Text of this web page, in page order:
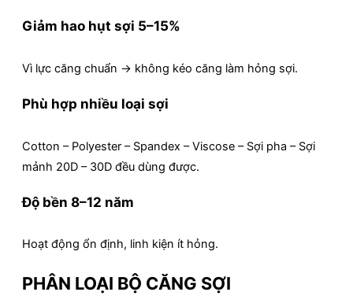
Giảm hao hụt sợi 5–15%
Vì lực căng chuẩn → không kéo căng làm hỏng sợi.
Phù hợp nhiều loại sợi
Cotton – Polyester – Spandex – Viscose – Sợi pha – Sợi
mảnh 20D – 30D đều dùng được.
Độ bền 8–12 năm
Hoạt động ổn định, linh kiện ít hỏng.
PHÂN LOẠI BỘ CĂNG SỢI